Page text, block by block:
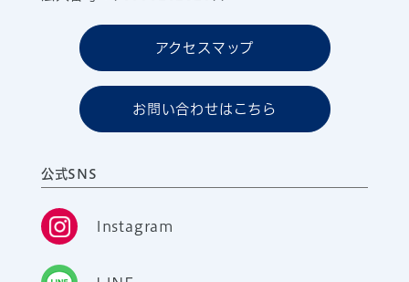
アクセスマップ
お問い合わせはこちら
公式SNS
Instagram